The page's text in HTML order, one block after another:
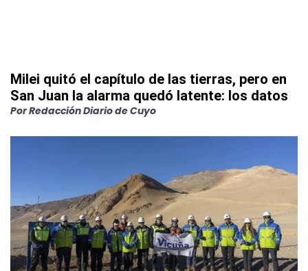
Milei quitó el capítulo de las tierras, pero en
San Juan la alarma quedó latente: los datos
PorRedacción Diario de Cuyo